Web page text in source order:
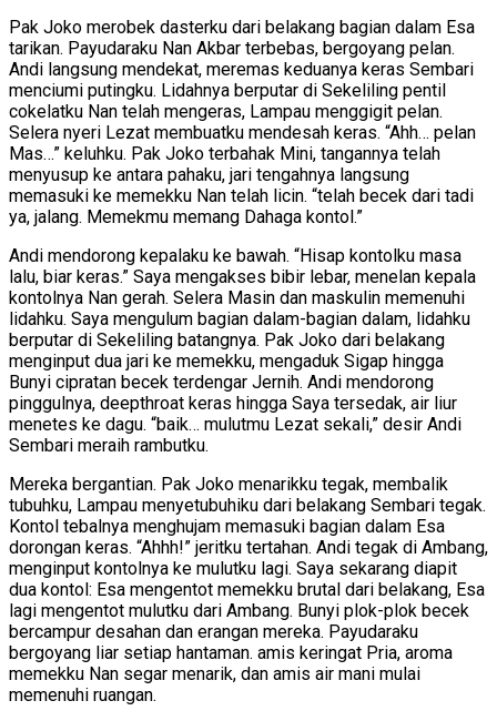
Pak Joko merobek dasterku dari belakang bagian dalam Esa
tarikan. Payudaraku Nan Akbar terbebas, bergoyang pelan.
Andi langsung mendekat, meremas keduanya keras Sembari
menciumi putingku. Lidahnya berputar di Sekeliling pentil
cokelatku Nan telah mengeras, Lampau menggigit pelan.
Selera nyeri Lezat membuatku mendesah keras. “Ahh… pelan
Mas…” keluhku. Pak Joko terbahak Mini, tangannya telah
menyusup ke antara pahaku, jari tengahnya langsung
memasuki ke memekku Nan telah licin. “telah becek dari tadi
ya, jalang. Memekmu memang Dahaga kontol.”
Andi mendorong kepalaku ke bawah. “Hisap kontolku masa
lalu, biar keras.” Saya mengakses bibir lebar, menelan kepala
kontolnya Nan gerah. Selera Masin dan maskulin memenuhi
lidahku. Saya mengulum bagian dalam-bagian dalam, lidahku
berputar di Sekeliling batangnya. Pak Joko dari belakang
menginput dua jari ke memekku, mengaduk Sigap hingga
Bunyi cipratan becek terdengar Jernih. Andi mendorong
pinggulnya, deepthroat keras hingga Saya tersedak, air liur
menetes ke dagu. “baik… mulutmu Lezat sekali,” desir Andi
Sembari meraih rambutku.
Mereka bergantian. Pak Joko menarikku tegak, membalik
tubuhku, Lampau menyetubuhiku dari belakang Sembari tegak.
Kontol tebalnya menghujam memasuki bagian dalam Esa
dorongan keras. “Ahhh!” jeritku tertahan. Andi tegak di Ambang,
menginput kontolnya ke mulutku lagi. Saya sekarang diapit
dua kontol: Esa mengentot memekku brutal dari belakang, Esa
lagi mengentot mulutku dari Ambang. Bunyi plok-plok becek
bercampur desahan dan erangan mereka. Payudaraku
bergoyang liar setiap hantaman. amis keringat Pria, aroma
memekku Nan segar menarik, dan amis air mani mulai
memenuhi ruangan.